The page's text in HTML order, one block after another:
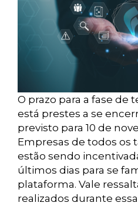
O prazo para a fase de
está prestes a se
previsto para 10 de
Empresas de todos os
estão sendo
últimos dias para se
plataforma. Vale
realizados durante